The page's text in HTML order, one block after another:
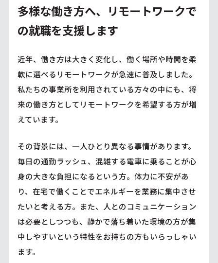
多様な働き方へ、リモートワークで
の就職を支援します
近年、働き方は大きく変化し、働く場所や時間を柔
軟に選べるリモートワークが急速に普及しました。
私たちの事業所を利用されている方々の中にも、将
来の働き方としてリモートワークを希望する方が増
えています。
その背景には、一人ひとり異なる事情があります。
毎日の通勤ラッシュ、混雑する電車に乗ることが心
身の大きな負担になるという方。体力に不安があ
り、在宅で働くことでエネルギーを業務に集中させ
たいと考える方。また、人とのコミュニケーション
は必要としつつも、静かで落ち着いた環境の方が集
中しやすいという特性をお持ちの方もいらっしゃい
ます。